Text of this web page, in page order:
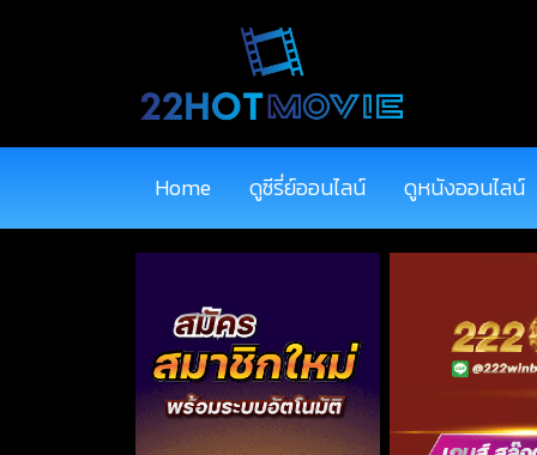
Home ดูซีรี่ย์ออนไลน์ ดูหนังออนไลน์